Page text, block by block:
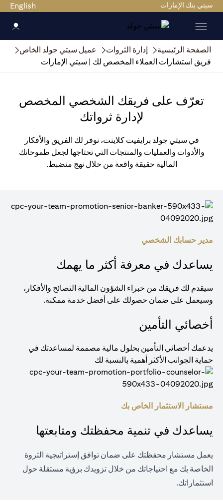
سيتي بنك الإمارات English
الصفحة الرئيسية إدارة الثروات
عميل سيتي جولد الخاص
فريق استشارات العملاء المخصص لك | سيتي الإمارات
تعرّف على فريقك الشخصي المخصص
لإدارة ثرواتك
في سيتي جولد برايفيت كلاينت، نوفر لك الفريق والأفكار
والأدوات والعمليات والمنتجات التي تحتاجها لجعل طموحاتك
المالية حقيقة واقعة من خلال نهج منضبط.
مدير حسابك الشخصي
يساعدك في معرفة أكثر ما يهمك
سيقدم لك فريقك من خبراء الشؤون المالية النصائح والأفكار،
وسيعمل على ضمان حصولك على أفضل خدمة ممكنة.
أخصائي التأمين
يدعمك أخصائي التأمين بحلول مالية مصممة لمساعدتك في
حماية الجوانب الأكثر أهمية بالنسبة لك
مستشار الاستثمار الخاص بك
يساعدك في تنمية محفظتك ومتابعتها
يعمل مستشار محفظتك على ضمان توافق إستراتيجية الثروة
الخاصة بك مع احتياجاتك من خلال تزويدك برؤية مستقلة حول
استثماراتك.